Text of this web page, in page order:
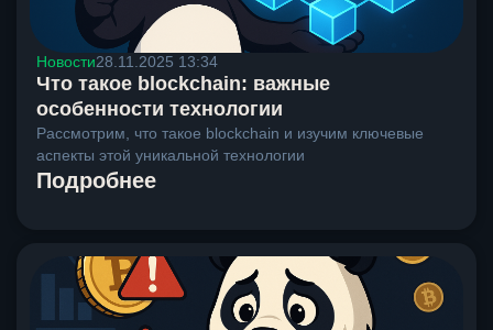
Новости28.11.2025 13:34
Что такое blockchain: важные
особенности технологии
Рассмотрим, что такое blockchain и изучим ключевые
аспекты этой уникальной технологии
Подробнее